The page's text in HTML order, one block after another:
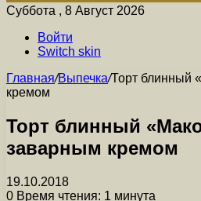
Суббота , 8 Август 2026
Войти
Switch skin
Главная/Выпечка/Торт блинный
кремом
Торт блинный
заварным кремом
19.10.2018
0 Время чтения: 1 минута